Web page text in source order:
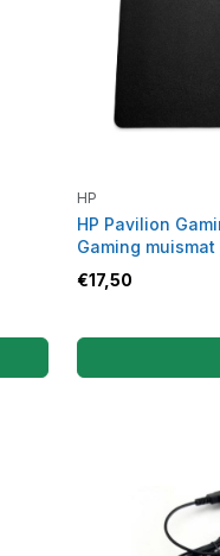
HP
HP Pavilion
Gaming muismat
€17,50